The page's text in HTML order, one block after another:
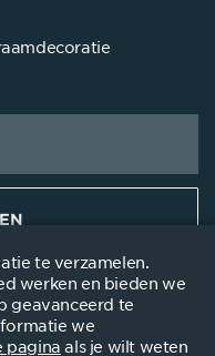
te verzamelen.
werken en bieden we
geavanceerd te
we
pagina als je wilt weten
Cookieverklaring Dealersite